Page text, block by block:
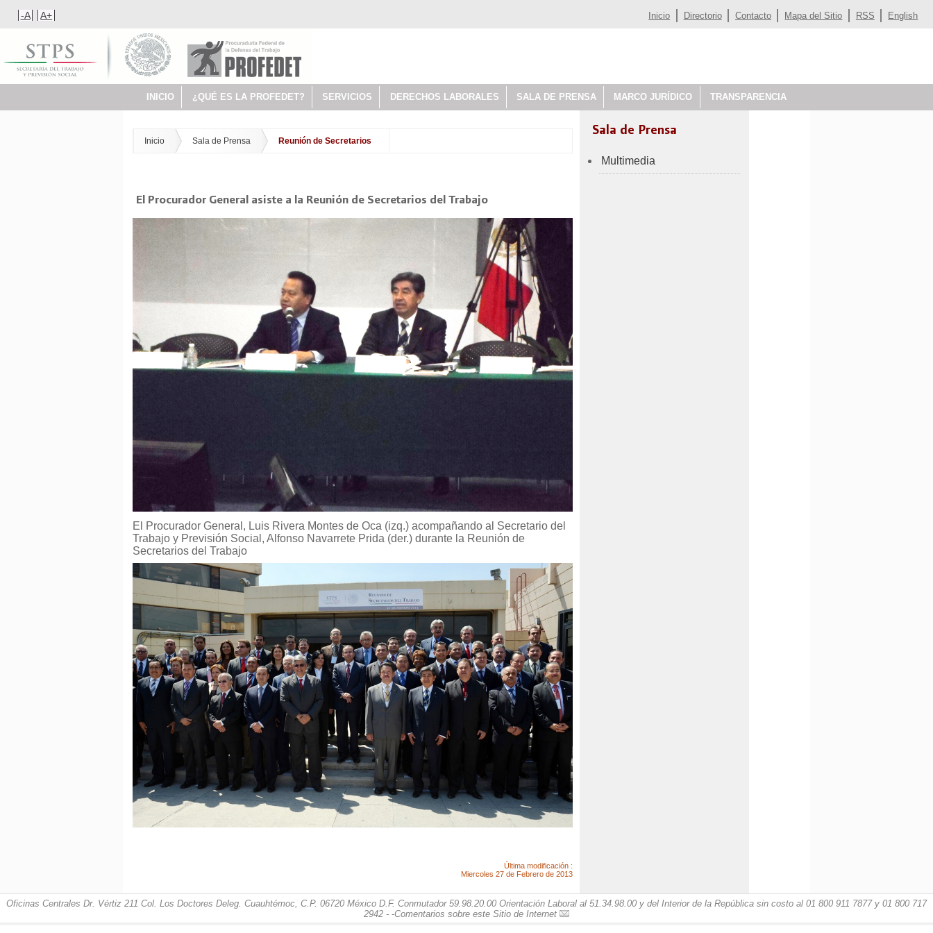
-A A+ Inicio Directorio Contacto Mapa del Sitio RSS English
INICIO ¿QUÉ ES LA PROFEDET? SERVICIOS DERECHOS LABORALES SALA DE PRENSA MARCO JURÍDICO TRANSPARENCIA
Inicio Sala de Prensa Reunión de Secretarios
El Procurador General asiste a la Reunión de Secretarios del Trabajo
El Procurador General, Luis Rivera Montes de Oca (izq.) acompañando al Secretario del
Trabajo y Previsión Social, Alfonso Navarrete Prida (der.) durante la Reunión de
Secretarios del Trabajo
Última modificación :
Miercoles 27 de Febrero de 2013
Sala de Prensa
Multimedia
Oficinas Centrales Dr. Vértiz 211 Col. Los Doctores Deleg. Cuauhtémoc, C.P. 06720 México D.F. Conmutador 59.98.20.00 Orientación Laboral al 51.34.98.00 y del Interior de la República sin costo al 01 800 911 7877 y 01 800 717
2942 - -Comentarios sobre este Sitio de Internet